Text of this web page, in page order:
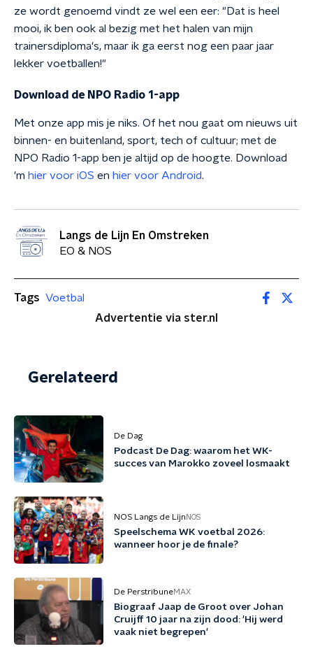
ze wordt genoemd vindt ze wel een eer: "Dat is heel
mooi, ik ben ook al bezig met het halen van mijn
trainersdiploma's, maar ik ga eerst nog een paar jaar
lekker voetballen!"
Download de NPO Radio 1-app
Met onze app mis je niks. Of het nou gaat om nieuws uit
binnen- en buitenland, sport, tech of cultuur; met de
NPO Radio 1-app ben je altijd op de hoogte. Download
'm hier voor iOS en hier voor Android.
Langs de Lijn En Omstreken
EO & NOS
Tags Voetbal
Advertentie via ster.nl
Gerelateerd
De Dag
Podcast De Dag: waarom het WK-
succes van Marokko zoveel losmaakt
NOS Langs de Lijn NOS
Speelschema WK voetbal 2026:
wanneer hoor je de finale?
De PerstribuneMAX
Biograaf Jaap de Groot over Johan
Cruijff 10 jaar na zijn dood: 'Hij werd
vaak niet begrepen'